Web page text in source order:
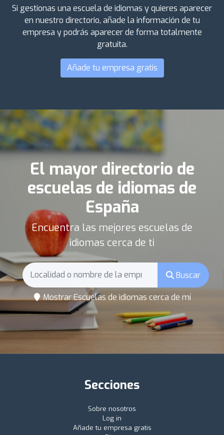
Si gestionas una escuela de idiomas y quieres aparecer
en nuestro directorio, añade la información de tu
empresa y podrás aparecer de forma totalmente
gratuita.
Añade tu empresa gratis
El mayor directorio de
escuelas de idiomas de
España
Encuentra las mejores escuelas de
idiomas cerca de ti
Buscar
Mostrar Escuelas de idiomas cerca de mí
Secciones
Sobre nosotros
Log in
Añade tu empresa gratis